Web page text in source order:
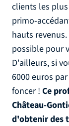
clients les
primo-
hauts
possible pour
D'ailleurs, si
6000 euros
foncer ! Ce
Château-
d'obtenir des